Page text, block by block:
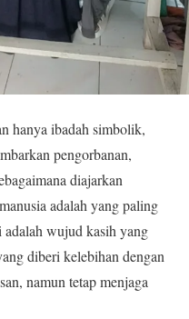
hanya ibadah simbolik,
pengorbanan,
diajarkan
adalah yang paling
adalah wujud kasih yang
diberi kelebihan dengan
namun tetap menjaga